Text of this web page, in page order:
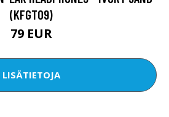
(KFGT09)
79 EUR
LISÄTIETOJA